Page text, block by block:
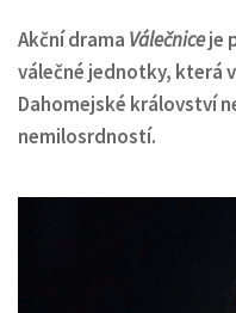
Akční drama Válečniceje
válečné jednotky, která
Dahomejské království
nemilosrdností.